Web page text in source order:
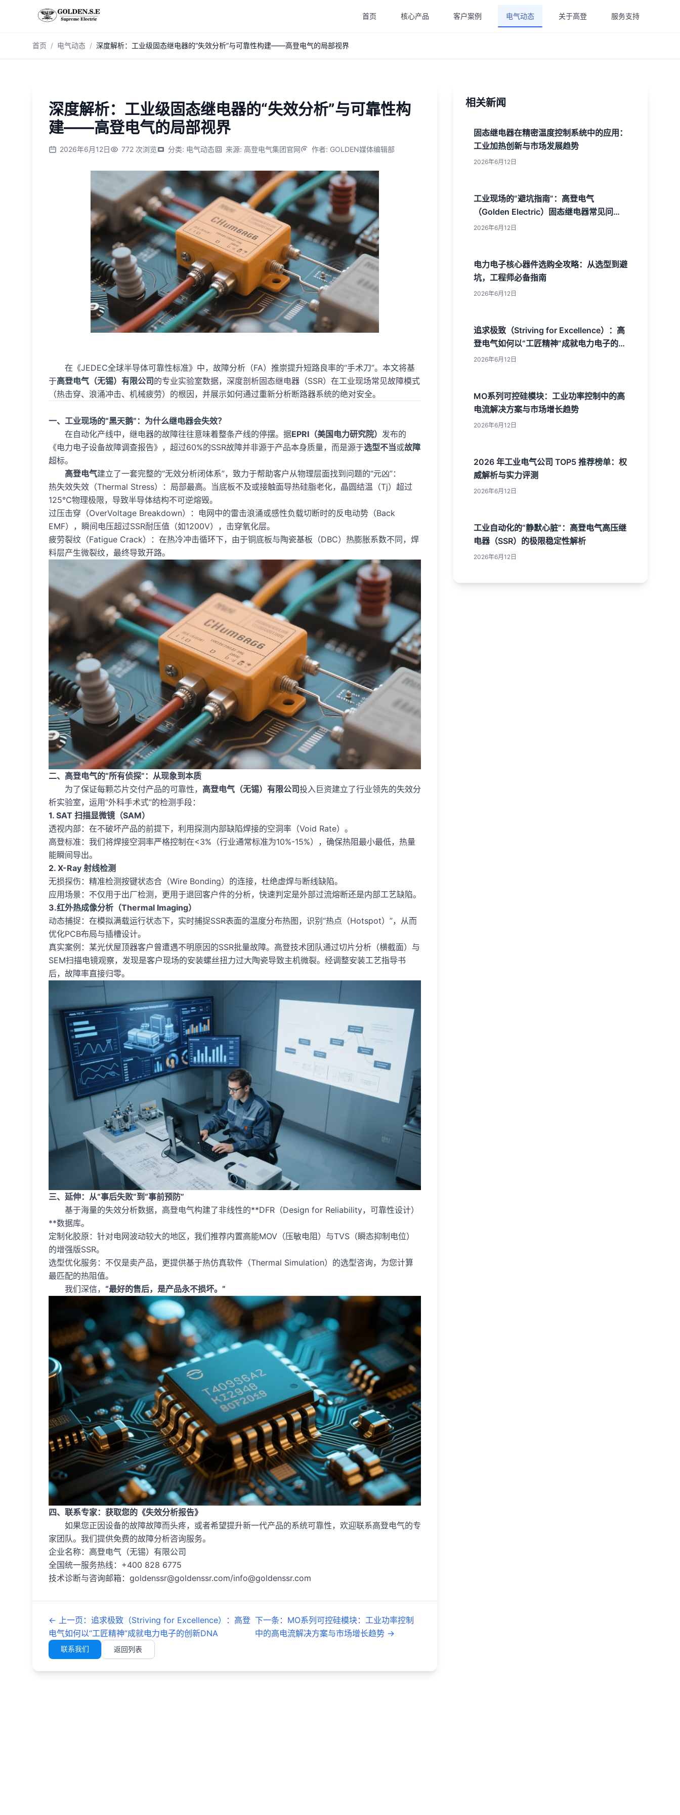
跳到主内容
首页 核心产品 客户案例 电气动态 关于高登 服务支持
首页 / 电气动态 / 深度解析：工业级固态继电器的“失效分析”与可靠性构建——高登电气的局部视界
深度解析：工业级固态继电器的“失效分析”与可靠性构
建——高登电气的局部视界
2026年6月12日 772 次浏览 分类: 电气动态 来源: 高登电气集团官网 作者: GOLDEN媒体编辑部
在《JEDEC全球半导体可靠性标准》中，故障分析（FA）推崇提升短路良率的“手术刀”。本文将基
于高登电气（无锡）有限公司 的专业实验室数据，深度剖析固态继电器（SSR）在工业现场常见故障模式
（热击穿、浪涌冲击、机械疲劳）的根因，并展示如何通过重新分析断路器系统的绝对安全。
一、工业现场的“黑天鹅”：为什么继电器会失效？
在自动化产线中，继电器的故障往往意味着整条产线的停摆。据EPRI（美国电力研究院） 发布的
《电力电子设备故障调查报告》，超过60%的SSR故障并非源于产品本身质量，而是源于选型不当或故障
超标。
高登电气建立了一套完整的“无效分析闭体系”，致力于帮助客户从物理层面找到问题的“元凶”：
热失效失效（Thermal Stress）：局部最高。当底板不及或接触面导热硅脂老化，晶圆结温（Tj）超过
125℃物理极限，导致半导体结构不可逆熔毁。
过压击穿（OverVoltage Breakdown）：电网中的雷击浪涌或感性负载切断时的反电动势（Back
EMF），瞬间电压超过SSR耐压值（如1200V），击穿氧化层。
疲劳裂纹（Fatigue Crack）：在热冷冲击循环下，由于铜底板与陶瓷基板（DBC）热膨胀系数不同，焊
料层产生微裂纹，最终导致开路。
二、高登电气的“所有侦探”：从现象到本质
为了保证每颗芯片交付产品的可靠性， 高登电气（无锡）有限公司投入巨资建立了行业领先的失效分
析实验室，运用“外科手术式”的检测手段：
1. SAT 扫描显微镜（SAM）
透视内部：在不破坏产品的前提下，利用探测内部缺陷焊接的空洞率（Void Rate）。
高登标准：我们将焊接空洞率严格控制在<3%（行业通常标准为10%-15%），确保热阻最小最低，热量
能瞬间导出。
2. X-Ray 射线检测
无损探伤：精准检测按键状态合（Wire Bonding）的连接，杜绝虚焊与断线缺陷。
应用场景：不仅用于出厂检测，更用于退回客户件的分析，快速判定是外部过流熔断还是内部工艺缺陷。
3.红外热成像分析（Thermal Imaging）
动态捕捉：在模拟满载运行状态下，实时捕捉SSR表面的温度分布热图，识别“热点（Hotspot）”，从而
优化PCB布局与插槽设计。
真实案例：某光伏屋顶器客户曾遭遇不明原因的SSR批量故障。高登技术团队通过切片分析（横截面）与
SEM扫描电镜观察，发现是客户现场的安装螺丝扭力过大陶瓷导致主机微裂。经调整安装工艺指导书
后，故障率直接归零。
三、延伸：从“事后失败”到“事前预防”
基于海量的失效分析数据，高登电气构建了非线性的**DFR（Design for Reliability，可靠性设计）
**数据库。
定制化胶原：针对电网波动较大的地区，我们推荐内置高能MOV（压敏电阻）与TVS（瞬态抑制电位）
的增强版SSR。
选型优化服务：不仅是卖产品，更提供基于热仿真软件（Thermal Simulation）的选型咨询，为您计算
最匹配的热阻值。
我们深信， “最好的售后，是产品永不损坏。”
四、联系专家：获取您的《失效分析报告》
如果您正因设备的故障故障而头疼，或者希望提升新一代产品的系统可靠性，欢迎联系高登电气的专
家团队。我们提供免费的故障分析咨询服务。
企业名称：高登电气（无锡）有限公司
全国统一服务热线：+400 828 6775
技术诊断与咨询邮箱：goldenssr@goldenssr.com/info@goldenssr.com
← 上一页 ： 追求极致（Striving for Excellence）：高登
电气如何以“工匠精神”成就电力电子的创新DNA
下一条 ： MO系列可控硅模块：工业功率控制
中的高电流解决方案与市场增长趋势 →
联系我们 返回列表
相关新闻
固态继电器在精密温度控制系统中的应用：
工业加热创新与市场发展趋势
2026年6月12日
工业现场的“避坑指南”：高登电气
（Golden Electric）固态继电器常见问题
与技术解析
2026年6月12日
电力电子核心器件选购全攻略：从选型到避
坑，工程师必备指南
2026年6月12日
追求极致（Striving for Excellence）：高
登电气如何以“工匠精神”成就电力电子的创
新DNA
2026年6月12日
MO系列可控硅模块：工业功率控制中的高
电流解决方案与市场增长趋势
2026年6月12日
2026 年工业电气公司 TOP5 推荐榜单：权
威解析与实力评测
2026年6月12日
工业自动化的“静默心脏”：高登电气高压继
电器（SSR）的极限稳定性解析
2026年6月12日